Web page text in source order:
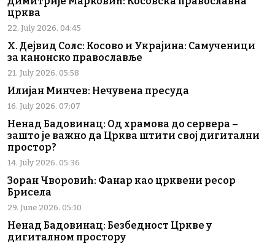
црква
22. July 2026. 04:45
Х. Дејвид Солс: Косово и Украјина: Самученици
за канонско православље
21. July 2026. 05:58
Илијан Минчев: Нечувена пресуда
16. July 2026. 07:07
Ненад Бадовинац: Од храмова до сервера –
зашто је важно да Црква штити свој дигитални
простор?
14. July 2026. 05:36
Зоран Чворовић: Фанар као црквени ресор
Брисела
29. June 2026. 05:10
Ненад Бадовинац: Безбедност Цркве у
дигиталном простору